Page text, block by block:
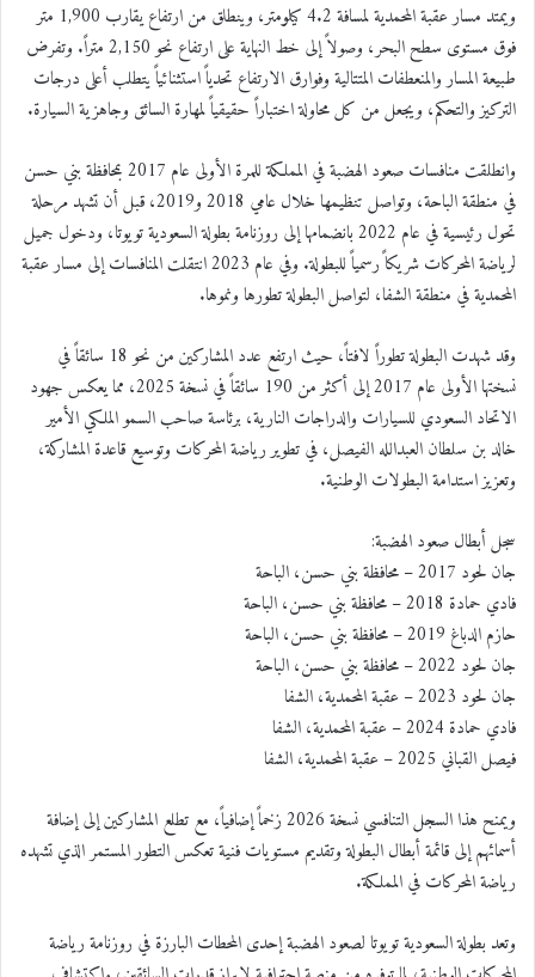
ويمتد مسار عقبة المحمدية لمسافة 4.2 كيلومتر، وينطلق من ارتفاع يقارب 1,900 متر
فوق مستوى سطح البحر، وصولاً إلى خط النهاية على ارتفاع نحو 2,150 متراً. وتفرض
طبيعة المسار والمنعطفات المتتالية وفوارق الارتفاع تحدياً استثنائياً يتطلب أعلى درجات
التركيز والتحكم، ويجعل من كل محاولة اختباراً حقيقياً لمهارة السائق وجاهزية السيارة.
وانطلقت منافسات صعود الهضبة في المملكة للمرة الأولى عام 2017 بمحافظة بني حسن
في منطقة الباحة، وتواصل تنظيمها خلال عامي 2018 و2019، قبل أن تشهد مرحلة
تحول رئيسية في عام 2022 بانضمامها إلى روزنامة بطولة السعودية تويوتا، ودخول جميل
لرياضة المحركات شريكاً رسمياً للبطولة. وفي عام 2023 انتقلت المنافسات إلى مسار عقبة
المحمدية في منطقة الشفا، لتواصل البطولة تطورها ونموها.
وقد شهدت البطولة تطوراً لافتاً، حيث ارتفع عدد المشاركين من نحو 18 سائقاً في
نسختها الأولى عام 2017 إلى أكثر من 190 سائقاً في نسخة 2025، مما يعكس جهود
الاتحاد السعودي للسيارات والدراجات النارية، برئاسة صاحب السمو الملكي الأمير
خالد بن سلطان العبدالله الفيصل، في تطوير رياضة المحركات وتوسيع قاعدة المشاركة،
وتعزيز استدامة البطولات الوطنية.
سجل أبطال صعود الهضبة:
جان لحود 2017 – محافظة بني حسن، الباحة
فادي حمادة 2018 – محافظة بني حسن، الباحة
حازم الدباغ 2019 – محافظة بني حسن، الباحة
جان لحود 2022 – محافظة بني حسن، الباحة
جان لحود 2023 – عقبة المحمدية، الشفا
فادي حمادة 2024 – عقبة المحمدية، الشفا
فيصل القباني 2025 – عقبة المحمدية، الشفا
ويمنح هذا السجل التنافسي نسخة 2026 زخماً إضافياً، مع تطلع المشاركين إلى إضافة
أسمائهم إلى قائمة أبطال البطولة وتقديم مستويات فنية تعكس التطور المستمر الذي تشهده
رياضة المحركات في المملكة.
وتعد بطولة السعودية تويوتا لصعود الهضبة إحدى المحطات البارزة في روزنامة رياضة